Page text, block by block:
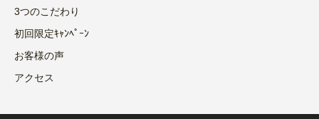
3つのこだわり
初回限定ｷｬﾝﾍﾟｰﾝ
お客様の声
アクセス